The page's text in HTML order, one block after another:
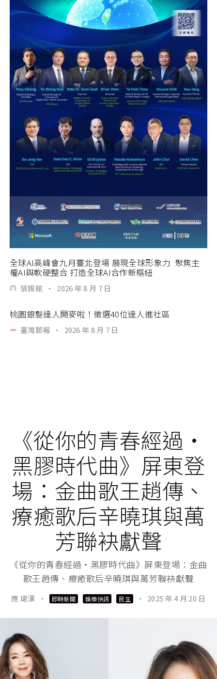
全球AI高峰會九月臺北登場 展現全球形象力 聚焦主
權AI與軟硬整合 打造全球AI合作新樞紐
張錫銘 · 2026 年 8 月 7 日
桃園銀髮達人開麥啦！徵選40位達人進社區
臺灣郵報 · 2026 年 8 月 7 日
《從你的青春經過・
黑膠時代曲》屏東登
場：金曲歌王趙傳、
療癒歌后辛曉琪與萬
芳聯袂獻聲
《從你的青春經過・黑膠時代曲》屏東登場：金曲
歌王趙傳、療癒歌后辛曉琪與萬芳聯袂獻聲
應 瑋漢 · 即時新聞 娛樂快訊 民生 · 2025 年 4 月 20 日